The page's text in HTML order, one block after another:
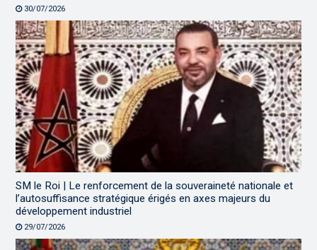
30/07/2026
SM le Roi | Le renforcement de la souveraineté nationale et
l’autosuffisance stratégique érigés en axes majeurs du
développement industriel
29/07/2026